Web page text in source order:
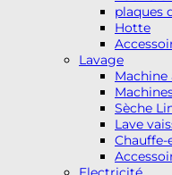
plaques
Hotte
Lavage
Machine
Sèche
Lave
Chauffe-